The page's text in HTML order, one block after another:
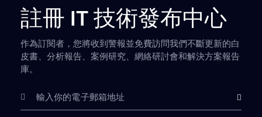
註冊 IT 技術發布中心
作為訂閱者，您將收到警報並免費訪問我們不斷更新的白
皮書、分析報告、案例研究、網絡研討會和解決方案報告
庫。
Subscribe